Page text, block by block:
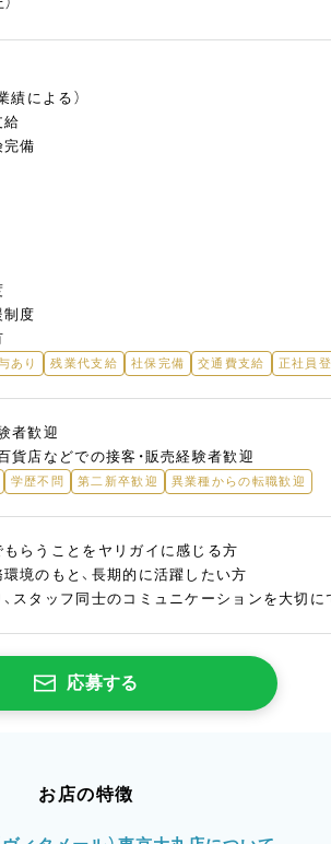
績による）
給
完備
制度
あり 残業代支給 社保完備 交通費支給 正社員
者歓迎
貨店などでの接客・販売経験者歓迎
学歴不問 第二新卒歓迎 異業種からの転職歓迎
らうことをヤリガイに感じる方
境のもと、長期的に活躍したい方
スタッフ同士のコミュニケーションを大切に
応募する
お店の特徴